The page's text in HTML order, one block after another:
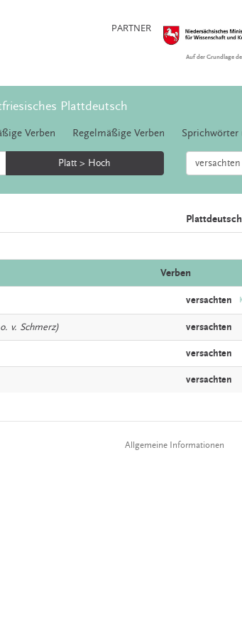
PARTNER
Auf der Grundlage
Plattdeutsch
Verben Regelmäßige Verben Sprichwörter
Platt > Hoch
Plattdeutsch
Verben
versachten
v. Schmerz) versachten
versachten
versachten
Allgemeine Informationen